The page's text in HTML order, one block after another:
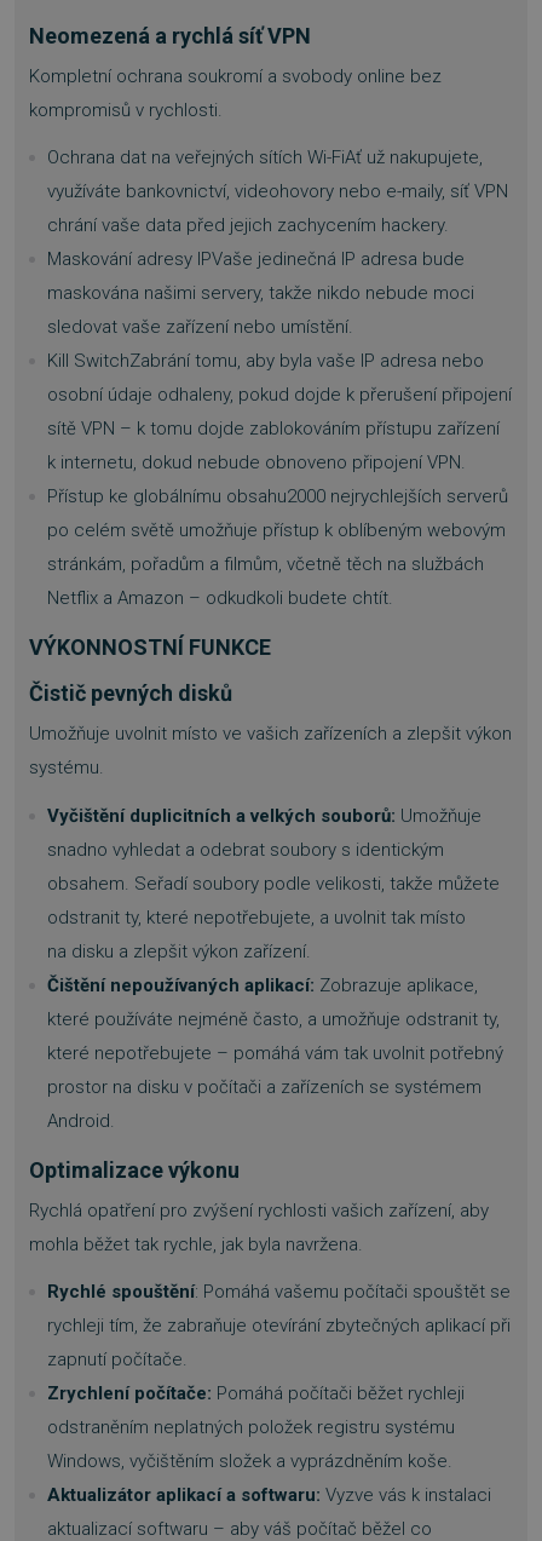
Neomezená a rychlá síť VPN
Kompletní ochrana soukromí a svobody online bez
kompromisů v rychlosti.
Ochrana dat na veřejných sítích Wi-FiAť už nakupujete,
využíváte bankovnictví, videohovory nebo e-maily, síť VPN
chrání vaše data před jejich zachycením hackery.
Maskování adresy IPVaše jedinečná IP adresa bude
maskována našimi servery, takže nikdo nebude moci
sledovat vaše zařízení nebo umístění.
Kill SwitchZabrání tomu, aby byla vaše IP adresa nebo
osobní údaje odhaleny, pokud dojde k přerušení připojení
sítě VPN – k tomu dojde zablokováním přístupu zařízení
k internetu, dokud nebude obnoveno připojení VPN.
Přístup ke globálnímu obsahu2000 nejrychlejších serverů
po celém světě umožňuje přístup k oblíbeným webovým
stránkám, pořadům a filmům, včetně těch na službách
Netflix a Amazon – odkudkoli budete chtít.
VÝKONNOSTNÍ FUNKCE
Čistič pevných disků
Umožňuje uvolnit místo ve vašich zařízeních a zlepšit výkon
systému.
Vyčištění duplicitních a velkých souborů: Umožňuje
snadno vyhledat a odebrat soubory s identickým
obsahem. Seřadí soubory podle velikosti, takže můžete
odstranit ty, které nepotřebujete, a uvolnit tak místo
na disku a zlepšit výkon zařízení.
Čištění nepoužívaných aplikací: Zobrazuje aplikace,
které používáte nejméně často, a umožňuje odstranit ty,
které nepotřebujete – pomáhá vám tak uvolnit potřebný
prostor na disku v počítači a zařízeních se systémem
Android.
Optimalizace výkonu
Rychlá opatření pro zvýšení rychlosti vašich zařízení, aby
mohla běžet tak rychle, jak byla navržena.
Rychlé spouštění: Pomáhá vašemu počítači spouštět se
rychleji tím, že zabraňuje otevírání zbytečných aplikací při
zapnutí počítače.
Zrychlení počítače: Pomáhá počítači běžet rychleji
odstraněním neplatných položek registru systému
Windows, vyčištěním složek a vyprázdněním koše.
Aktualizátor aplikací a softwaru: Vyzve vás k instalaci
aktualizací softwaru – aby váš počítač běžel co